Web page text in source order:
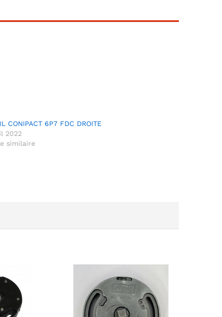
CONIPACT 6P7 FDC DROITE
2022
similaire